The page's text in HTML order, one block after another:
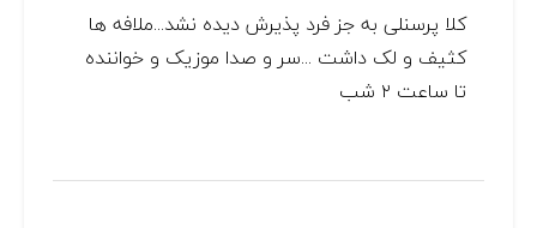
کلا پرسنلی به جز فرد پذیرش دیده نشد...ملافه ها
کثیف و لک داشت ...سر و صدا موزیک و خواننده
تا ساعت ۲ شب